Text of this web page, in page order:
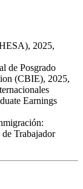
2025,
de Posgrado
(CBIE), 2025,
Earnings
Trabajador